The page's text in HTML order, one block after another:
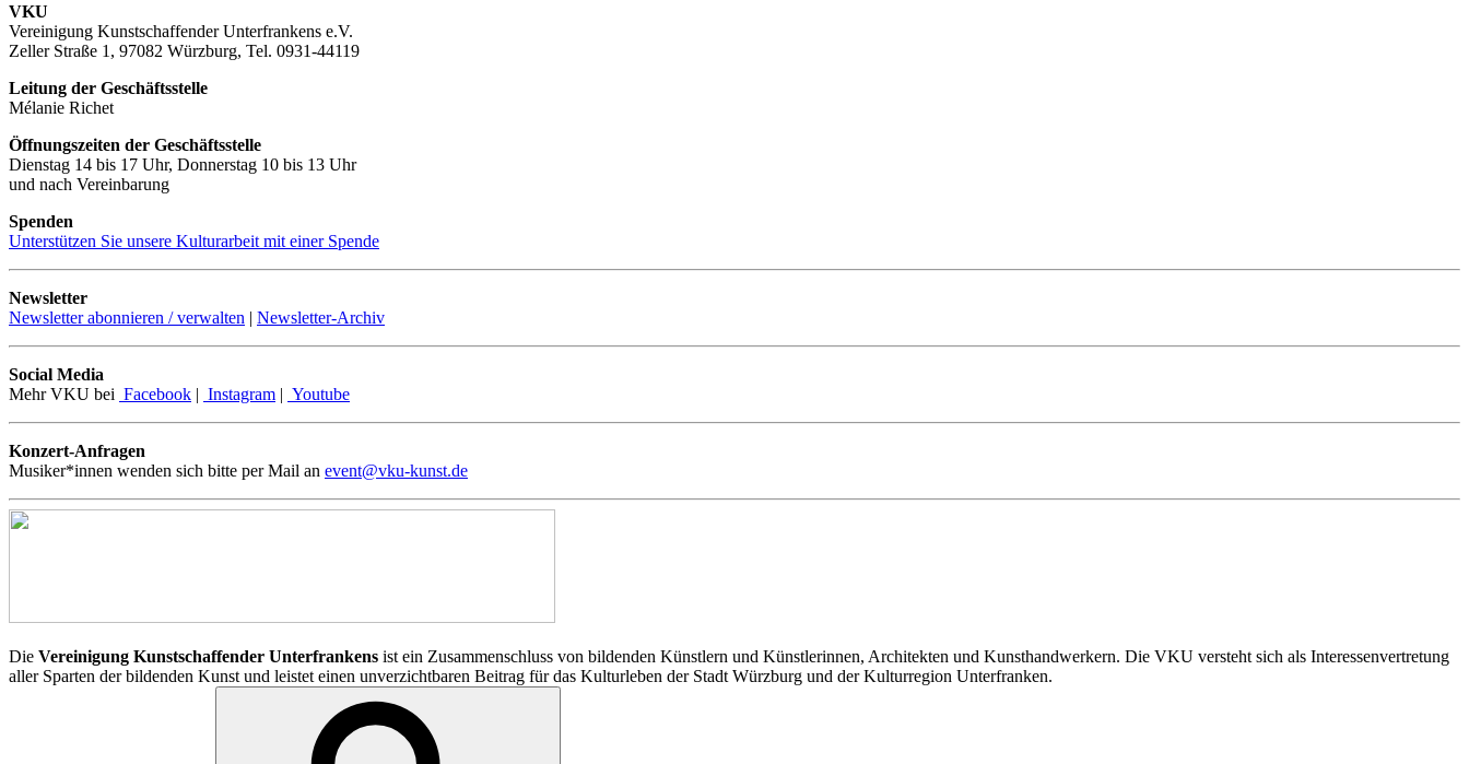
VKU
Vereinigung Kunstschaffender Unterfrankens e.V.
Zeller Straße 1, 97082 Würzburg, Tel. 0931-44119
Leitung der Geschäftsstelle
Mélanie Richet
Öffnungszeiten der Geschäftsstelle
Dienstag 14 bis 17 Uhr, Donnerstag 10 bis 13 Uhr
und nach Vereinbarung
Spenden
Unterstützen Sie unsere Kulturarbeit mit einer Spende
Newsletter
Newsletter abonnieren / verwalten | Newsletter-Archiv
Social Media
Mehr VKU bei Facebook | Instagram | Youtube
Konzert-Anfragen
Musiker*innen wenden sich bitte per Mail an event@vku-kunst.de
Die Vereinigung Kunstschaffender Unterfrankens ist ein Zusammenschluss von bildenden Künstlern und Künstlerinnen, Architekten und Kunsthandwerkern. Die VKU versteht sich als Interessenvertretung
aller Sparten der bildenden Kunst und leistet einen unverzichtbaren Beitrag für das Kulturleben der Stadt Würzburg und der Kulturregion Unterfranken.